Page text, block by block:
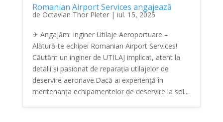
Romanian Airport Services angajează
de Octavian Thor Pleter| iul. 15, 2025
✈ Angajăm: Inginer Utilaje Aeroportuare –
Alătură-te echipei Romanian Airport Services!
Căutăm un inginer de UTILAJ implicat, atent la
detalii și pasionat de reparația utilajelor de
deservire aeronave.Dacă ai experiență în
mentenanța echipamentelor de deservire la sol...